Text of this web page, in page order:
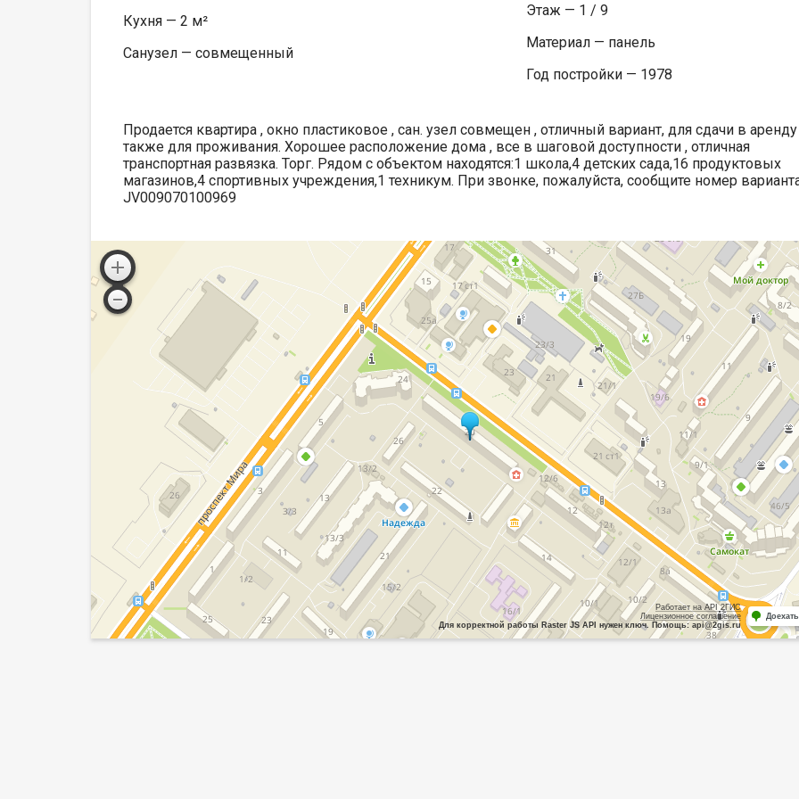
Кухня — 2 м²
Санузел — совмещенный
Этаж — 1 / 9
Материал — панель
Год постройки — 1978
Продается квартира , окно пластиковое , сан. узел совмещен , отличный вариант, для сдачи в аренду
также для проживания. Хорошее расположение дома , все в шаговой доступности , отличная
транспортная развязка. Торг. Рядом с объектом находятся:1 школа,4 детских сада,16 продуктовых
магазинов,4 спортивных учреждения,1 техникум. При звонке, пожалуйста, сообщите номер
JV009070100969
Работает на API 2ГИС
Лицензионное соглашение
Для корректной работы Raster JS API нужен ключ. Помощь: api@2gis.ru